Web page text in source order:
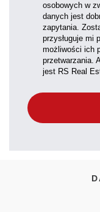
osobowych w
danych jest
zapytania.
przysługuje mi
możliwości ich
przetwarzania.
jest RS Real